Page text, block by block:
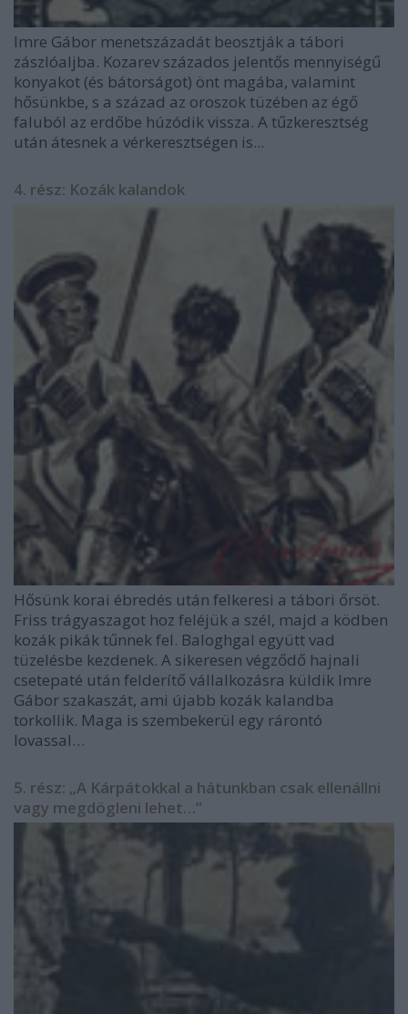
Imre Gábor menetszázadát beosztják a tábori
zászlóaljba. Kozarev százados jelentős mennyiségű
konyakot (és bátorságot) önt magába, valamint
hősünkbe, s a század az oroszok tüzében az égő
faluból az erdőbe húzódik vissza. A tűzkeresztség
után átesnek a vérkeresztségen is...
4. rész: Kozák kalandok
Hősünk korai ébredés után felkeresi a tábori őrsöt.
Friss trágyaszagot hoz feléjük a szél, majd a ködben
kozák pikák tűnnek fel. Baloghgal együtt vad
tüzelésbe kezdenek. A sikeresen végződő hajnali
csetepaté után felderítő vállalkozásra küldik Imre
Gábor szakaszát, ami újabb kozák kalandba
torkollik. Maga is szembekerül egy rárontó
lovassal…
5. rész: „A Kárpátokkal a hátunkban csak ellenállni
vagy megdögleni lehet…”